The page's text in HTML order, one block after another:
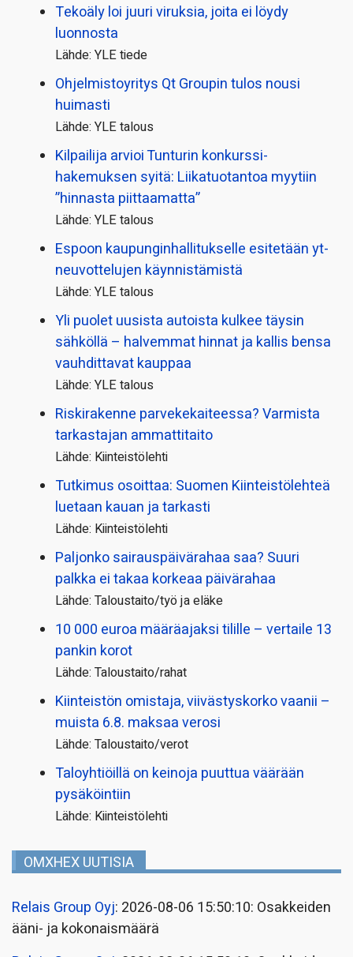
Tekoäly loi juuri viruksia, joita ei löydy
luonnosta
Lähde: YLE tiede
Ohjelmistoyritys Qt Groupin tulos nousi
huimasti
Lähde: YLE talous
Kilpailija arvioi Tunturin konkurssi­
hakemuksen syitä: Liikatuotantoa myytiin
”hinnasta piittaamatta”
Lähde: YLE talous
Espoon kaupungin­hallitukselle esitetään yt-
neuvottelujen käynnistämistä
Lähde: YLE talous
Yli puolet uusista autoista kulkee täysin
sähköllä – halvemmat hinnat ja kallis bensa
vauhdittavat kauppaa
Lähde: YLE talous
Riskirakenne parvekekaiteessa? Varmista
tarkastajan ammattitaito
Lähde: Kiinteistölehti
Tutkimus osoittaa: Suomen Kiinteistölehteä
luetaan kauan ja tarkasti
Lähde: Kiinteistölehti
Paljonko sairauspäivä­rahaa saa? Suuri
palkka ei takaa korkeaa päivärahaa
Lähde: Taloustaito/työ ja eläke
10 000 euroa määräajaksi tilille – vertaile 13
pankin korot
Lähde: Taloustaito/rahat
Kiinteistön omistaja, viivästyskorko vaanii –
muista 6.8. maksaa verosi
Lähde: Taloustaito/verot
Taloyhtiöillä on keinoja puuttua väärään
pysäköintiin
Lähde: Kiinteistölehti
OMXHEX UUTISIA
Relais Group Oyj: 2026-08-06 15:50:10: Osakkeiden
ääni- ja kokonaismäärä